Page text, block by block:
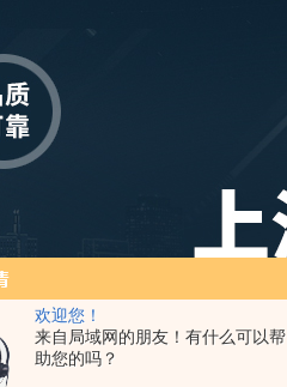
欢迎您！
来自局域网的朋友！有什么可以帮
助您的吗？